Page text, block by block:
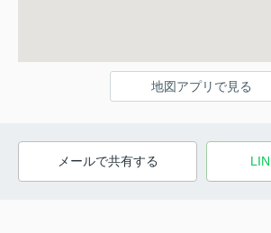
地図アプリで見る
メールで共有する